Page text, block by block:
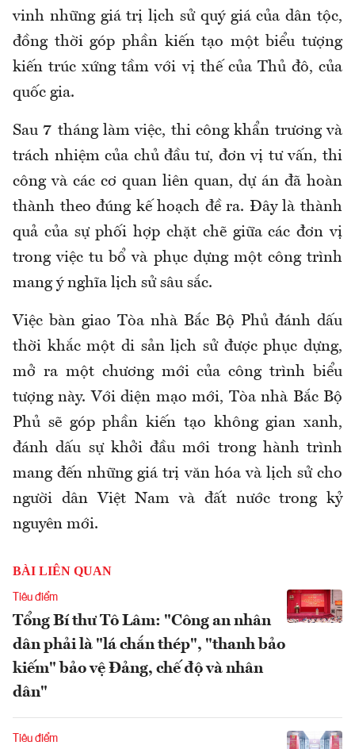
vinh những giá trị lịch sử quý giá của dân tộc,
đồng thời góp phần kiến tạo một biểu tượng
kiến trúc xứng tầm với vị thế của Thủ đô, của
quốc gia.
Sau 7 tháng làm việc, thi công khẩn trương và
trách nhiệm của chủ đầu tư, đơn vị tư vấn, thi
công và các cơ quan liên quan, dự án đã hoàn
thành theo đúng kế hoạch đề ra. Đây là thành
quả của sự phối hợp chặt chẽ giữa các đơn vị
trong việc tu bổ và phục dựng một công trình
mang ý nghĩa lịch sử sâu sắc.
Việc bàn giao Tòa nhà Bắc Bộ Phủ đánh dấu
thời khắc một di sản lịch sử được phục dựng,
mở ra một chương mới của công trình biểu
tượng này. Với diện mạo mới, Tòa nhà Bắc Bộ
Phủ sẽ góp phần kiến tạo không gian xanh,
đánh dấu sự khởi đầu mới trong hành trình
mang đến những giá trị văn hóa và lịch sử cho
người dân Việt Nam và đất nước trong kỷ
nguyên mới.
BÀI LIÊN QUAN
Tiêu điểm
Tổng Bí thư Tô Lâm: "Công an nhân
dân phải là "lá chắn thép", "thanh bảo
kiếm" bảo vệ Đảng, chế độ và nhân
dân"
Tiêu điểm